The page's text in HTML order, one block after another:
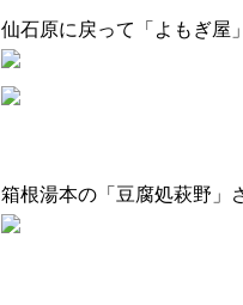
仙石原に戻って「よもぎ屋
箱根湯本の「豆腐処萩野」